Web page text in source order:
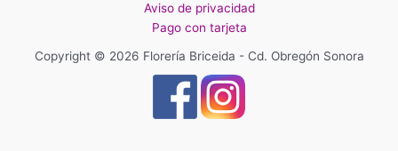
Aviso de privacidad
Pago con tarjeta
Copyright © 2026 Florería Briceida - Cd. Obregón Sonora